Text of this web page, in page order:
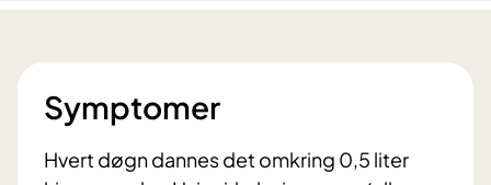
Symptomer
Hvert døgn dannes det omkring 0,5 liter